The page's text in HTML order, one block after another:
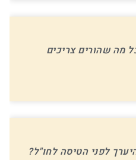
מה שהורים צריכים
לפני הטיסה לחו"ל?